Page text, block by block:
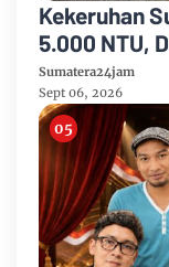
Kekeruhan
5.000 NTU,
Mayang di
Sumatera24jam
Sept 06, 2026